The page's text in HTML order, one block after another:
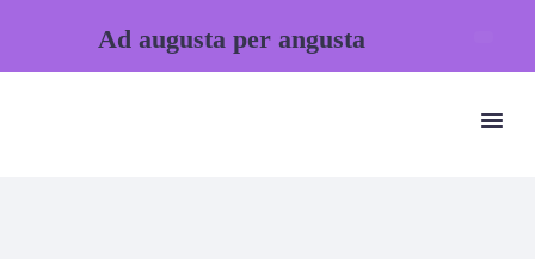
Ad augusta per angusta